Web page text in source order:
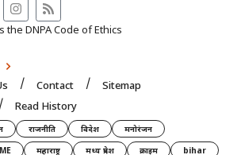
DNPA Code of Ethics
Contact
Sitemap
Read History
राजनीति विदेश
मनोरंजन
महाराष्ट्र मध्य प्रदेश क्राइम bihar